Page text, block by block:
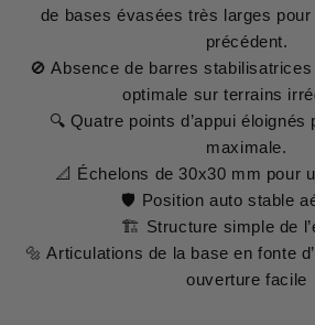
de bases évasées très larges
précédent.
🚫 Absence de barres
optimale sur terrains
🔍 Quatre points d’appui
maximale.
📐 Échelons de 30x30 mm pour
🛡 Position auto stable
🏗 Structure simple de
🔩 Articulations de la base en fonte
ouverture facile